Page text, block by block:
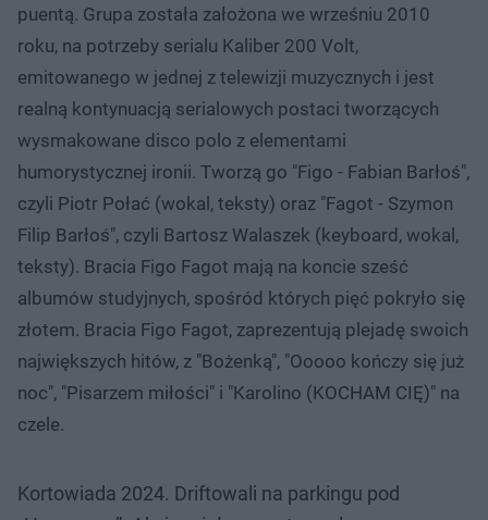
puentą. Grupa została założona we wrześniu 2010
roku, na potrzeby serialu Kaliber 200 Volt,
emitowanego w jednej z telewizji muzycznych i jest
realną kontynuacją serialowych postaci tworzących
wysmakowane disco polo z elementami
humorystycznej ironii. Tworzą go "Figo - Fabian Barłoś",
czyli Piotr Połać (wokal, teksty) oraz "Fagot - Szymon
Filip Barłoś", czyli Bartosz Walaszek (keyboard, wokal,
teksty). Bracia Figo Fagot mają na koncie sześć
albumów studyjnych, spośród których pięć pokryło się
złotem. Bracia Figo Fagot, zaprezentują plejadę swoich
największych hitów, z "Bożenką", "Ooooo kończy się już
noc", "Pisarzem miłości" i "Karolino (KOCHAM CIĘ)" na
czele.
Kortowiada 2024. Driftowali na parkingu pod